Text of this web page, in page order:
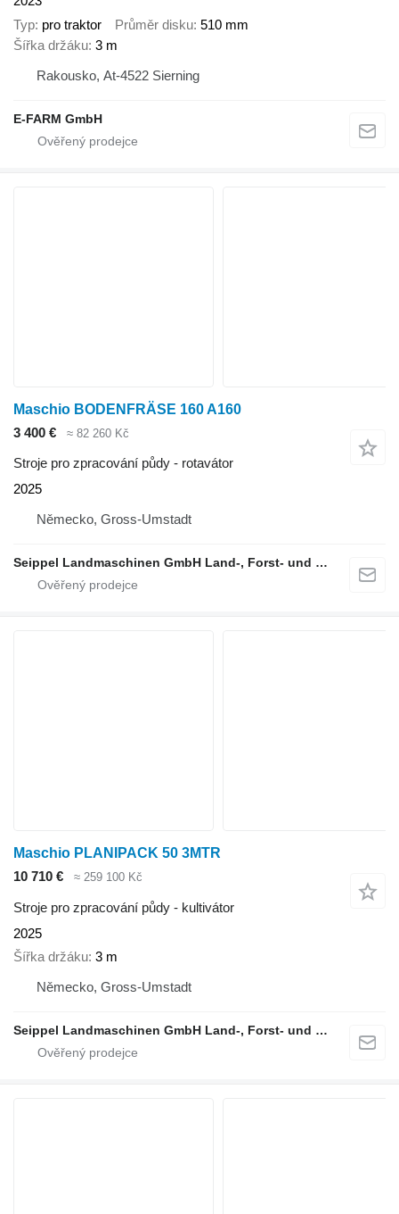
Typ pro traktor Průměr disku 510 mm
Šířka držáku 3 m
Rakousko, At-4522 Sierning
E-FARM GmbH
Maschio BODENFRÄSE 160 A160
3 400 €
≈ 82 260 Kč
Stroje pro zpracování půdy - rotavátor
2025
Německo, Gross-Umstadt
Seippel Landmaschinen GmbH Land-, Forst- und Gartentechnik
Maschio PLANIPACK 50 3MTR
10 710 €
≈ 259 100 Kč
Stroje pro zpracování půdy - kultivátor
2025
Šířka držáku 3 m
Německo, Gross-Umstadt
Seippel Landmaschinen GmbH Land-, Forst- und Gartentechnik